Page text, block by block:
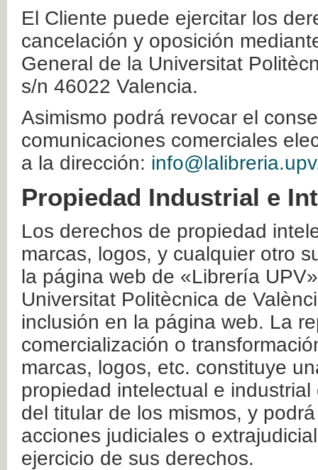
El Cliente puede ejercitar los
cancelación y oposición
General de la Universitat
s/n 46022 Valencia.
Asimismo podrá revocar el
comunicaciones comerciales
a la dirección:
Propiedad Industrial e
Los derechos de propiedad
marcas, logos, y cualquier otro
la página web de «Librería
Universitat Politècnica de
inclusión en la página web. La
comercialización o
marcas, logos, etc. constituye
propiedad intelectual e
del titular de los mismos, y
acciones judiciales o
ejercicio de sus derechos.